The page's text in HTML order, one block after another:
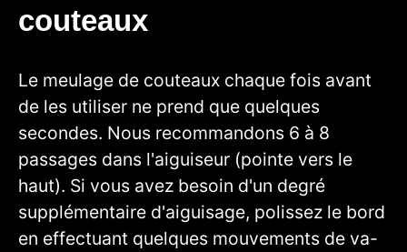
couteaux
Le meulage de couteaux chaque fois avant
de les utiliser ne prend que quelques
secondes. Nous recommandons 6 à 8
passages dans l'aiguiseur (pointe vers le
haut). Si vous avez besoin d'un degré
supplémentaire d'aiguisage, polissez le bord
en effectuant quelques mouvements de va-